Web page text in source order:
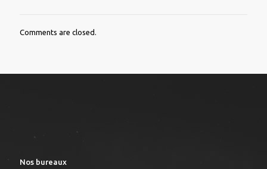
Comments are closed.
Nos bureaux